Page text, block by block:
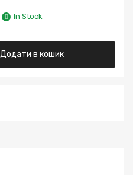
In Stock
Додати в кошик